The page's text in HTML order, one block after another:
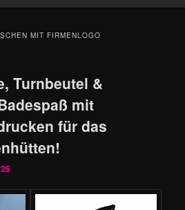
MIT FIRMENLOGO
Turnbeutel &
mit
für das